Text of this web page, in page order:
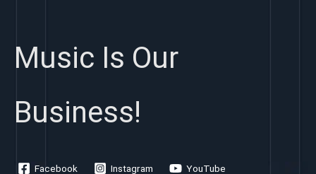
Music Is Our
Business!
Facebook Instagram YouTube